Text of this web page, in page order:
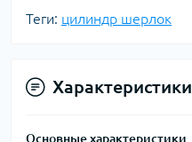
Теги: цилиндр шерлок
Характеристики
Основные характеристики